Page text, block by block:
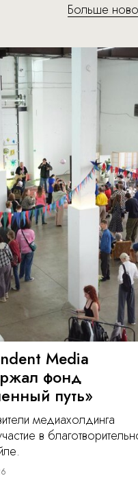
Больше
Media
фонд
путь»
медиахолдинга
в